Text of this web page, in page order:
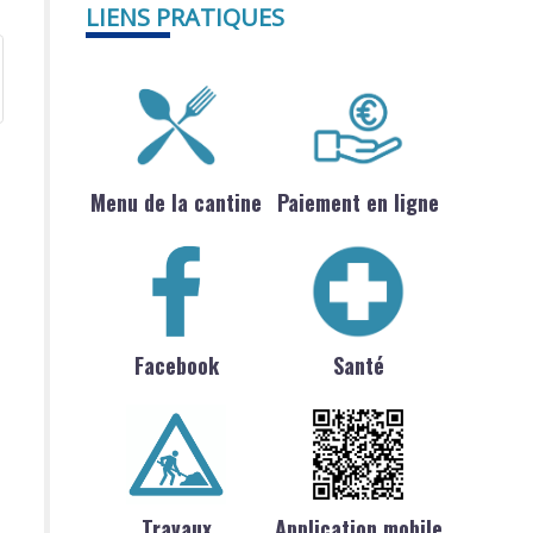
LIENS PRATIQUES
Menu de la cantine Paiement en ligne
Facebook Santé